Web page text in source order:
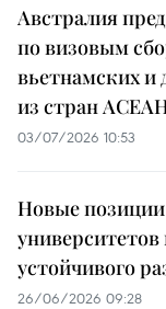
Австралия
по визовым
вьетнамских и
из стран
03/07/2026 10:53
Новые
устойчивого
26/06/2026 09:28